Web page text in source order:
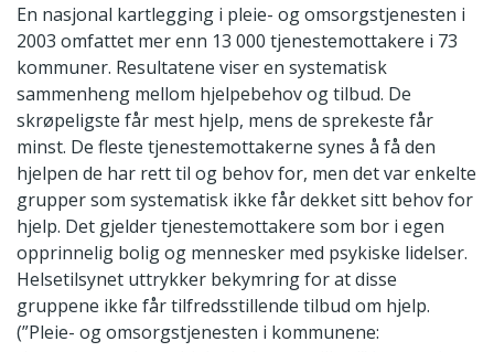
En nasjonal kartlegging i pleie- og omsorgstjenesten i
2003 omfattet mer enn 13 000 tjenestemottakere i 73
kommuner. Resultatene viser en systematisk
sammenheng mellom hjelpebehov og tilbud. De
skrøpeligste får mest hjelp, mens de sprekeste får
minst. De fleste tjenestemottakerne synes å få den
hjelpen de har rett til og behov for, men det var enkelte
grupper som systematisk ikke får dekket sitt behov for
hjelp. Det gjelder tjenestemottakere som bor i egen
opprinnelig bolig og mennesker med psykiske lidelser.
Helsetilsynet uttrykker bekymring for at disse
gruppene ikke får tilfredsstillende tilbud om hjelp.
(”Pleie- og omsorgstjenesten i kommunene: